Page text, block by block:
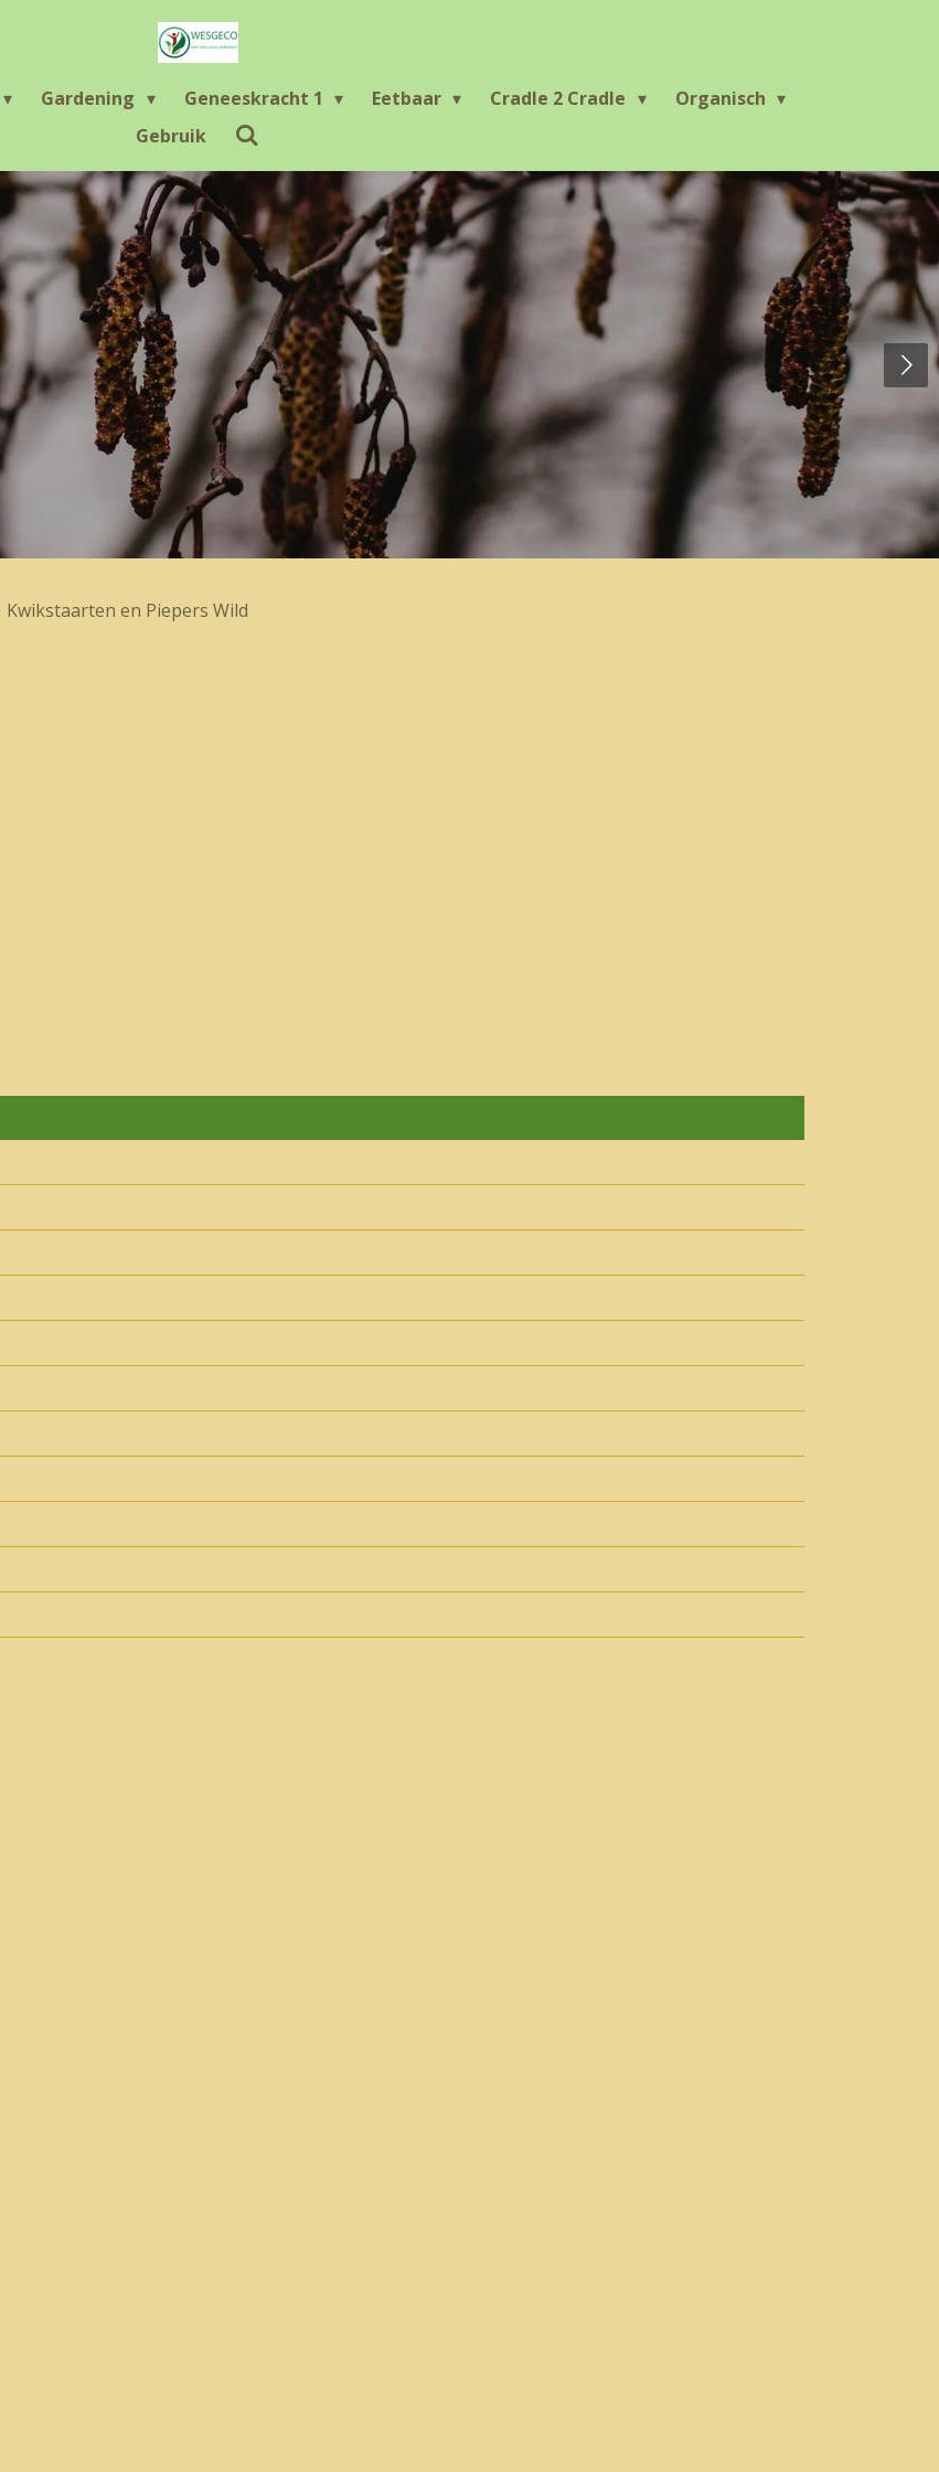
Gardening Geneeskracht 1 Eetbaar Cradle 2 Cradle
Organisch
Gebruik
Kwikstaarten en Piepers Wild